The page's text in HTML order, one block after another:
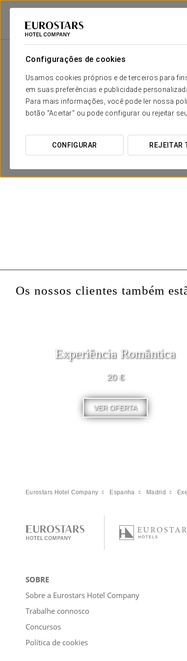
Configurações de cookies
Usamos cookies próprios e de terceiros para
em suas preferências e publicidade
Para mais informações, você pode ler nossa
botão "Aceitar" ou pode configurar ou rejeitar
CONFIGURAR REJEITAR
Eurostars Hotel Company
Os nossos clientes também
Experiência Romântica
20 €
VER OFERTA
Eurostars Hotel Company Espanha Madrid
SOBRE
Sobre a Eurostars Hotel Company
Trabalhe connosco
Concursos
Política de cookies